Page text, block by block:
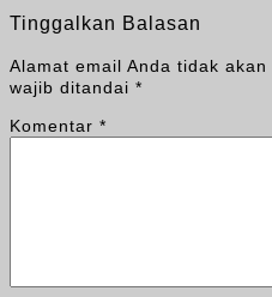
Tinggalkan Balasan
Alamat email Anda tidak akan
wajib ditandai *
Komentar *